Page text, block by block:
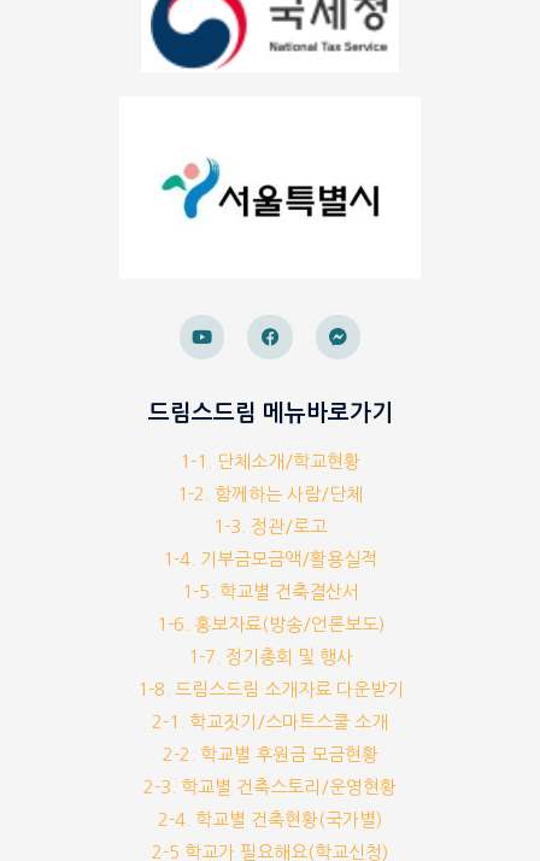
드림스드림 메뉴바로가기
1-1. 단체소개/학교현황
1-2. 함께하는 사람/단체
1-3. 정관/로고
1-4. 기부금모금액/활용실적
1-5. 학교별 건축결산서
1-6. 홍보자료(방송/언론보도)
1-7. 정기총회 및 행사
1-8. 드림스드림 소개자료 다운받기
2-1. 학교짓기/스마트스쿨 소개
2-2. 학교별 후원금 모금현황
2-3. 학교별 건축스토리/운영현황
2-4. 학교별 건축현황(국가별)
2-5 학교가 필요해요(학교신청)